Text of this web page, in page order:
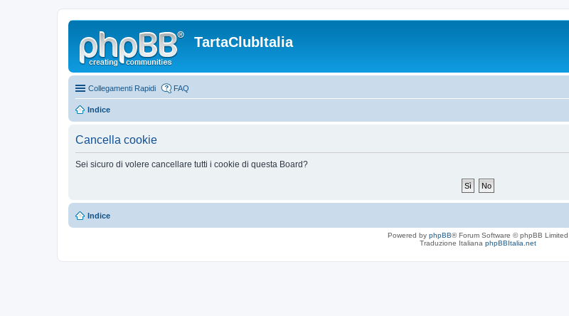
TartaClubItalia
Collegamenti Rapidi FAQ
Indice
Cancella cookie
Sei sicuro di volere cancellare tutti i cookie di questa Board?
Indice
Powered by phpBB® Forum Software © phpBB Limited
Traduzione Italiana phpBBItalia.net